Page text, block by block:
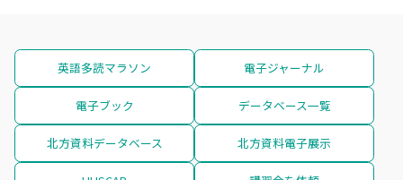
英語多読マラソン 電子ジャーナル
電子ブック データベース一覧
北方資料データベース 北方資料電子展示